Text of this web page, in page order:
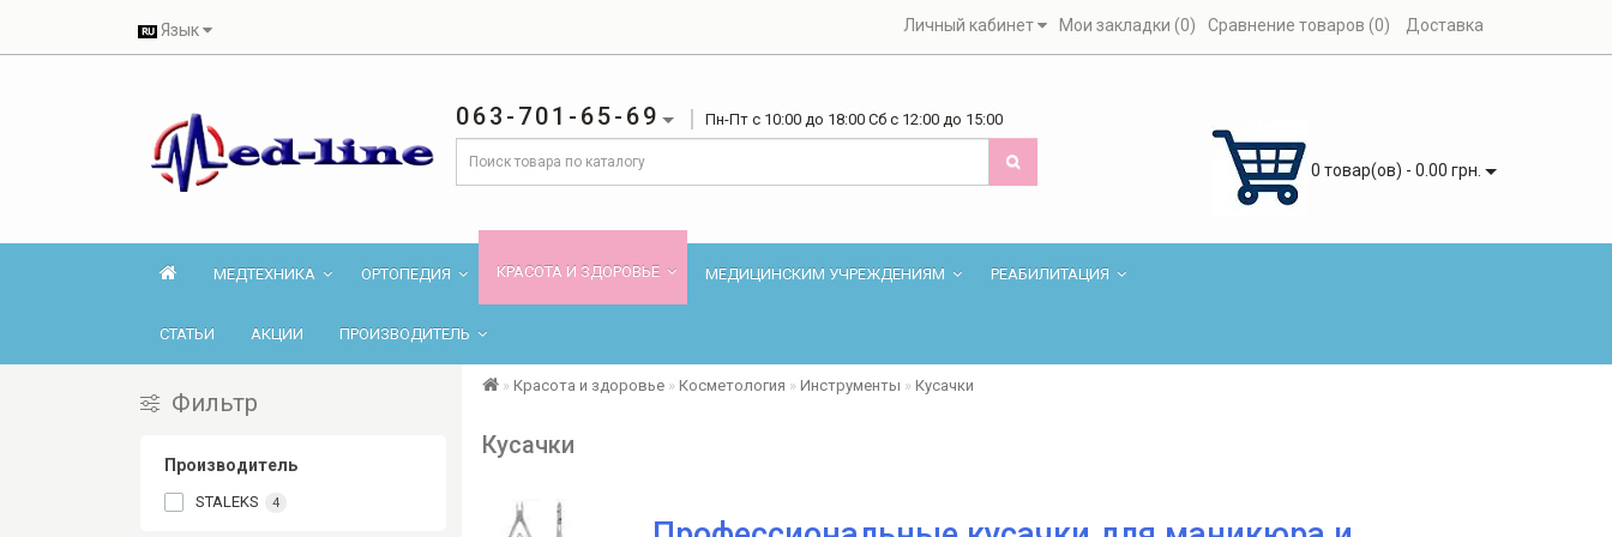
Язык Личный кабинет Мои закладки (0) Сравнение товаров (0) Доставка
063-701-65-69 Пн-Пт с 10:00 до 18:00 Сб с 12:00 до 15:00
0 товар(ов) - 0.00 грн.
МЕДТЕХНИКА ОРТОПЕДИЯ КРАСОТА И ЗДОРОВЬЕ МЕДИЦИНСКИМ УЧРЕЖДЕНИЯМ РЕАБИЛИТАЦИЯ
СТАТЬИ АКЦИИ ПРОИЗВОДИТЕЛЬ
Фильтр
Производитель
STALEKS 4
Красота и здоровье Косметология Инструменты Кусачки
Кусачки